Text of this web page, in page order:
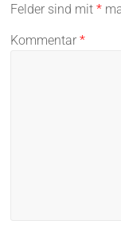
Felder sind mit*
Kommentar*